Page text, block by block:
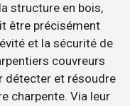
structure en bois,
être précisément
et la sécurité de
couvreurs
détecter et résoudre
charpente. Via leur